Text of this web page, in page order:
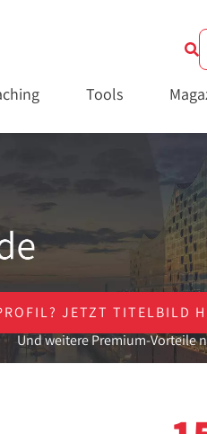
Tools
JETZT TITELBILD
Und weitere Premium-Vorteile